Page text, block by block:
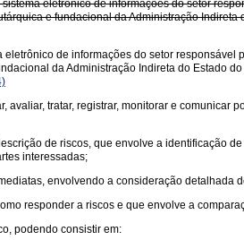
eletrônico de informações do setor
e fundacional da Administração
de informações do setor
da Administração Indireta do Estado
avaliar, tratar, registrar, monitorar e
de riscos, que envolve a identificação
interessadas;
envolvendo a consideração detalhada
responder a riscos e que envolve a
podendo consistir em: